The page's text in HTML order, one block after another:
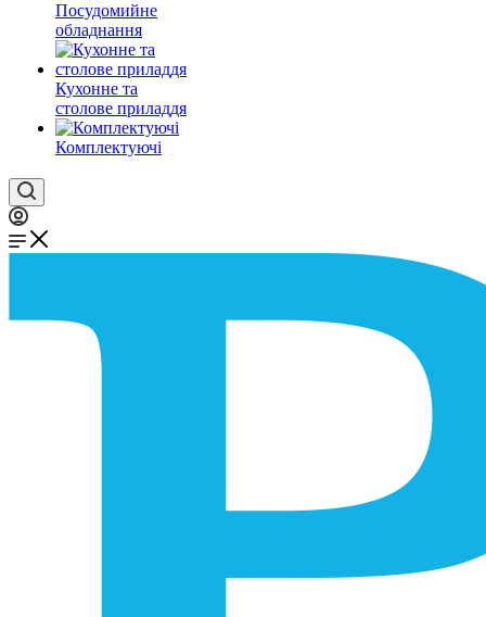
Посудомийне
обладнання
Кухонне та
столове приладдя
Комплектуючі